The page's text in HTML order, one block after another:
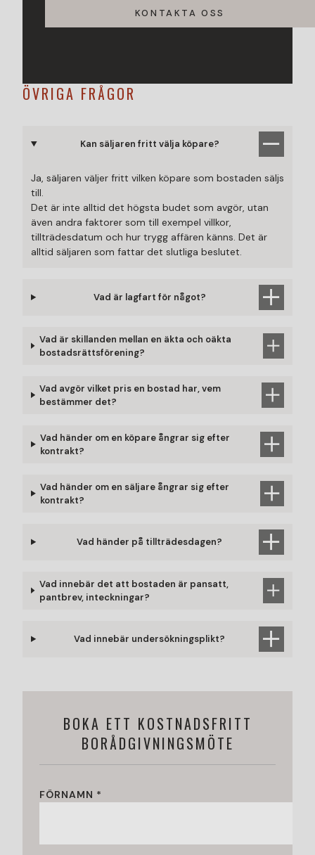
KONTAKTA OSS
ÖVRIGA FRÅGOR
Kan säljaren fritt välja köpare?
Ja, säljaren väljer fritt vilken köpare som bostaden säljs
till.
Det är inte alltid det högsta budet som avgör, utan
även andra faktorer som till exempel villkor,
tillträdesdatum och hur trygg affären känns. Det är
alltid säljaren som fattar det slutliga beslutet.
Vad är lagfart för något?
Vad är skillanden mellan en äkta och oäkta
bostadsrättsförening?
Vad avgör vilket pris en bostad har, vem
bestämmer det?
Vad händer om en köpare ångrar sig efter
kontrakt?
Vad händer om en säljare ångrar sig efter
kontrakt?
Vad händer på tillträdesdagen?
Vad innebär det att bostaden är pansatt,
pantbrev, inteckningar?
Vad innebär undersökningsplikt?
BOKA ETT KOSTNADSFRITT
BORÅDGIVNINGSMÖTE
FÖRNAMN *